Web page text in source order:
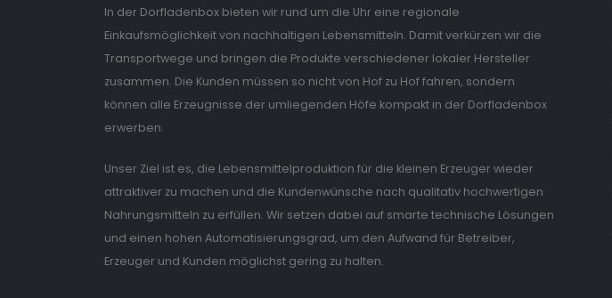
In der Dorfladenbox bieten wir rund um die Uhr eine regionale
Einkaufsmöglichkeit von nachhaltigen Lebensmitteln. Damit verkürzen wir die
Transportwege und bringen die Produkte verschiedener lokaler Hersteller
zusammen. Die Kunden müssen so nicht von Hof zu Hof fahren, sondern
können alle Erzeugnisse der umliegenden Höfe kompakt in der Dorfladenbox
erwerben.
Unser Ziel ist es, die Lebensmittelproduktion für die kleinen Erzeuger wieder
attraktiver zu machen und die Kundenwünsche nach qualitativ hochwertigen
Nahrungsmitteln zu erfüllen. Wir setzen dabei auf smarte technische Lösungen
und einen hohen Automatisierungsgrad, um den Aufwand für Betreiber,
Erzeuger und Kunden möglichst gering zu halten.